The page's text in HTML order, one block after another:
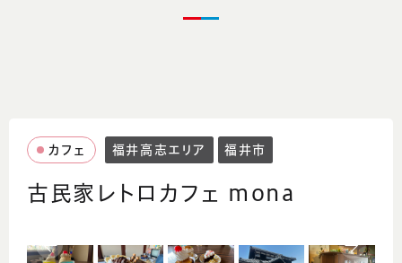
カフェ 福井高志エリア 福井市
古民家レトロカフェ mona